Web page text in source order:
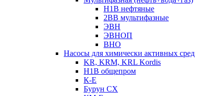
Н1В нефтяные
2ВВ мультифазные
ЭВН
ЭВНОП
ВНО
Насосы для химически активных сред
KR, KRM, KRL Kordis
Н1В общепром
К-Е
Бурун СХ